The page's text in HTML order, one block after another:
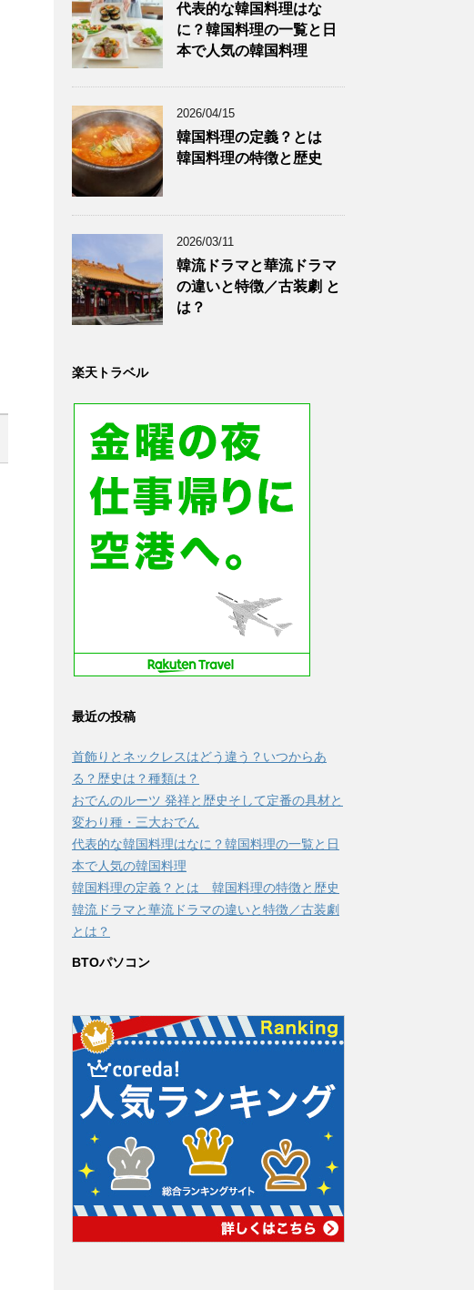
代表的な韓国料理はな
に？韓国料理の一覧と日
本で人気の韓国料理
2026/04/15
韓国料理の定義？とは
韓国料理の特徴と歴史
2026/03/11
韓流ドラマと華流ドラマ
の違いと特徴／古装劇 と
は？
楽天トラベル
最近の投稿
首飾りとネックレスはどう違う？いつからあ
る？歴史は？種類は？
おでんのルーツ 発祥と歴史そして定番の具材と
変わり種・三大おでん
代表的な韓国料理はなに？韓国料理の一覧と日
本で人気の韓国料理
韓国料理の定義？とは 韓国料理の特徴と歴史
韓流ドラマと華流ドラマの違いと特徴／古装劇
とは？
BTOパソコン